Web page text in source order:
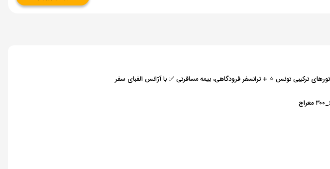
ترکیبی تونس ⭐️ + ترانسفر فرودگاهی، بیمه مسافرتی ✅ با آژانس الفبای سفر